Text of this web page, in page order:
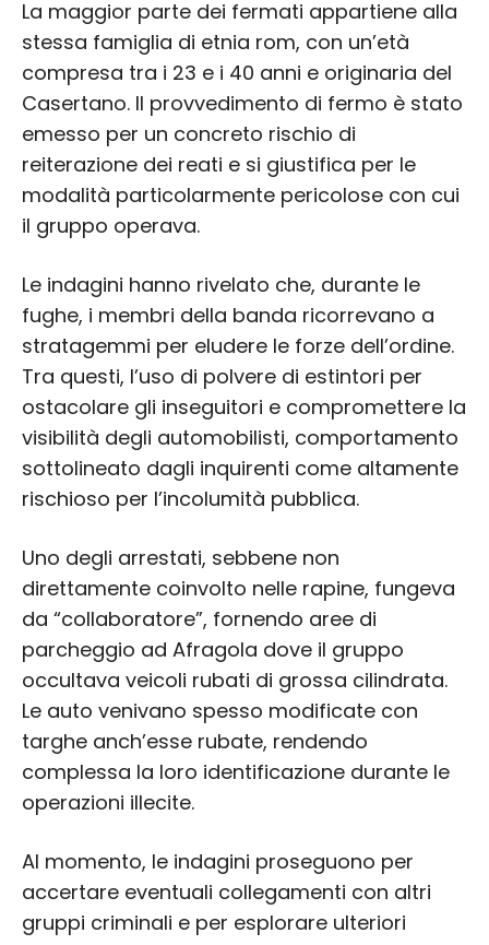
La maggior parte dei fermati appartiene alla
stessa famiglia di etnia rom, con un’età
compresa tra i 23 e i 40 anni e originaria del
Casertano. Il provvedimento di fermo è stato
emesso per un concreto rischio di
reiterazione dei reati e si giustifica per le
modalità particolarmente pericolose con cui
il gruppo operava.
Le indagini hanno rivelato che, durante le
fughe, i membri della banda ricorrevano a
stratagemmi per eludere le forze dell’ordine.
Tra questi, l’uso di polvere di estintori per
ostacolare gli inseguitori e compromettere la
visibilità degli automobilisti, comportamento
sottolineato dagli inquirenti come altamente
rischioso per l’incolumità pubblica.
Uno degli arrestati, sebbene non
direttamente coinvolto nelle rapine, fungeva
da “collaboratore”, fornendo aree di
parcheggio ad Afragola dove il gruppo
occultava veicoli rubati di grossa cilindrata.
Le auto venivano spesso modificate con
targhe anch’esse rubate, rendendo
complessa la loro identificazione durante le
operazioni illecite.
Al momento, le indagini proseguono per
accertare eventuali collegamenti con altri
gruppi criminali e per esplorare ulteriori